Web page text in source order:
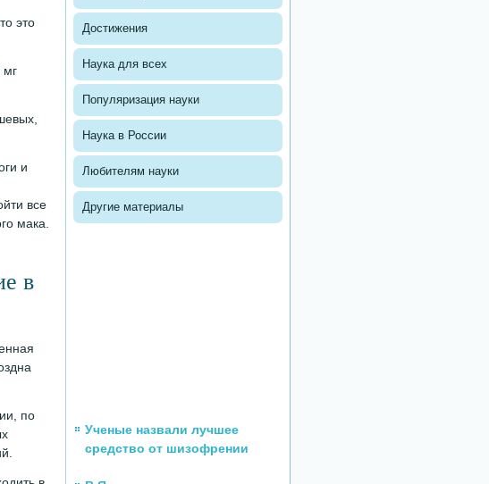
это
мг
и
все
мака.
в
по
Достижения
Наука для всех
Популяризация науки
Наука в России
Любителям науки
Другие материалы
Ученые назвали лучшее
средство от шизофрении